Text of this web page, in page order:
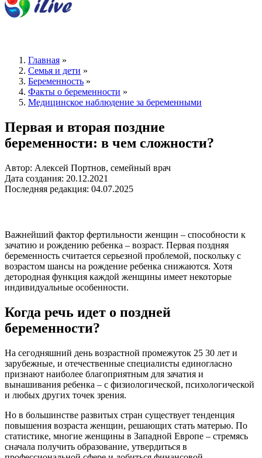
Главная »
Семья и дети »
Беременность »
Факты о беременности »
Медицинское наблюдение за беременными
Первая и вторая поздние
беременности: в чем сложности?
Автор: Алексей Портнов, семейный врач
Дата создания: 20.12.2021
Последняя редакция: 04.07.2025
Важнейший фактор фертильности женщин – способности к
зачатию и рождению ребенка – возраст. Первая поздняя
беременность считается серьезной проблемой, поскольку с
возрастом шансы на рождение ребенка снижаются. Хотя
детородная функция каждой женщины имеет некоторые
индивидуальные особенности.
Когда речь идет о поздней
беременности?
На сегодняшний день возрастной промежуток 25 30 лет и
зарубежные, и отечественные специалисты единогласно
признают наиболее благоприятным для зачатия и
вынашивания ребенка – с физиологической, психологической
и любых других точек зрения.
Но в большинстве развитых стран существует тенденция
повышения возраста женщин, решающих стать матерью. По
статистике, многие женщины в Западной Европе – стремясь
сначала получить образование, утвердиться в